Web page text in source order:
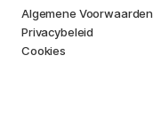
Algemene Voorwaarden
Privacybeleid
Cookies